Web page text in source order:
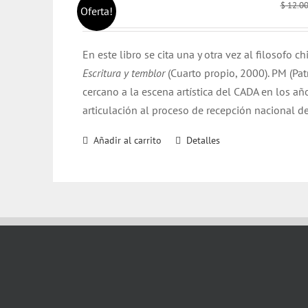
Oferta! $
En este libro se cita una y otra vez al filosofo
Escritura y temblor(Cuarto propio, 2000). PM
cercano a la escena artística del CADA en los
articulación al proceso de recepción nacional
Añadir al carrito Detalles